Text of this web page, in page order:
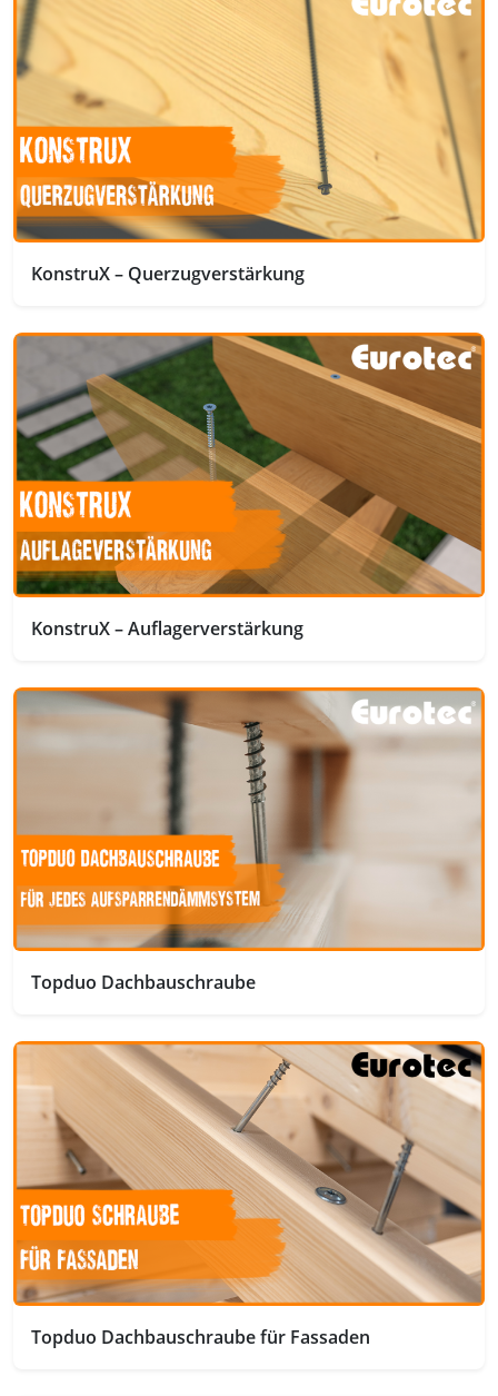
KonstruX – Querzugverstärkung
KonstruX – Auflagerverstärkung
Topduo Dachbauschraube
Topduo Dachbauschraube für Fassaden